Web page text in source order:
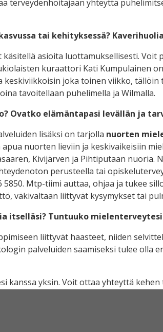
terveydenhoitajaan yhteyttä
tai kehityksessä?
asioita luottamuksellisesti.
kuraattori Kati Kumpulainen
keskiviikkoisin joka toinen viikko,
tavoitellaan puhelimella ja Wilmalla.
Ovatko elämäntapasi levällän ja
lisäksi on tarjolla nuorten
nuorten lieviin ja keskivaikeisiin
Kivijärven ja Pihtiputaan
perusteella tai
5850. Mtp-tiimi auttaa, ohjaa ja tukee
väkivaltaan liittyvät kysymykset tai
itselläsi? Tuntuuko
liittyvät haasteet, niiden
palveluiden saamiseksi tulee olla
kanssa yksin. Voit ottaa yhteyttä